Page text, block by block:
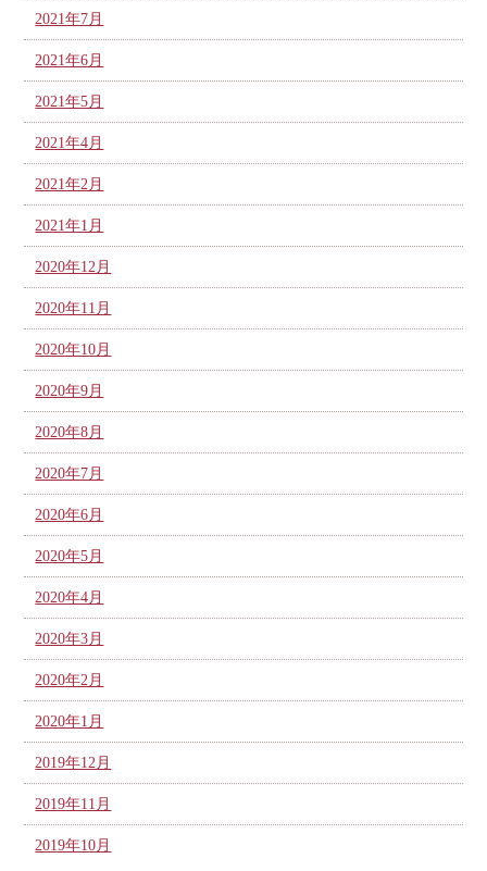
2021年7月
2021年6月
2021年5月
2021年4月
2021年2月
2021年1月
2020年12月
2020年11月
2020年10月
2020年9月
2020年8月
2020年7月
2020年6月
2020年5月
2020年4月
2020年3月
2020年2月
2020年1月
2019年12月
2019年11月
2019年10月